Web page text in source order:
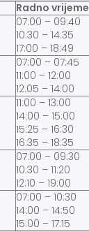
Radno vrijeme
07:00 – 09:40
10:30 – 14:35
17:00 – 18:49
07:00 – 07:45
11:00 – 12:00
12:05 – 14:00
11:00 – 13:00
14:00 – 15:00
15:25 – 16:30
16:35 – 18:35
07:00 – 09:30
10:30 – 11:20
12:10 – 19:00
07:00 – 10:30
14:00 – 14:50
15:00 – 17:15